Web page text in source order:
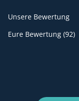
Impressum
Unsere Bewertung
Eure Bewertung (92)